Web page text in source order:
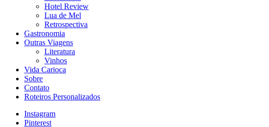
Hotel Review
Lua de Mel
Retrospectiva
Gastronomia
Outras Viagens
Literatura
Vinhos
Vida Carioca
Sobre
Contato
Roteiros Personalizados
Instagram
Pinterest